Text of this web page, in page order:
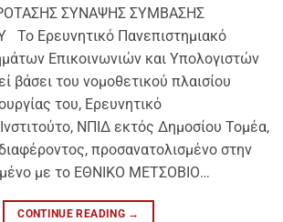
ΣΥΝΑΨΗΣ ΣΥΜΒΑΣΗΣ
Ερευνητικό Πανεπιστημιακό
Επικοινωνιών και Υπολογιστών
βάσει του νομοθετικού πλαισίου
του, Ερευνητικό
ΝΠΙΔ εκτός Δημοσίου Τομέα,
προσανατολισμένο στην
με το ΕΘΝΙΚΟ ΜΕΤΣΟΒΙΟ…
CONTINUE READING →